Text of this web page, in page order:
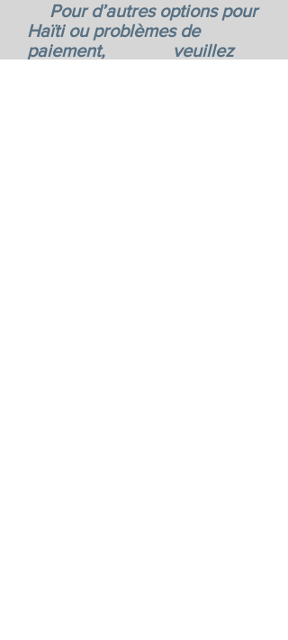
Pour d’autres options pour
Haïti ou problèmes de
paiement, veuillez